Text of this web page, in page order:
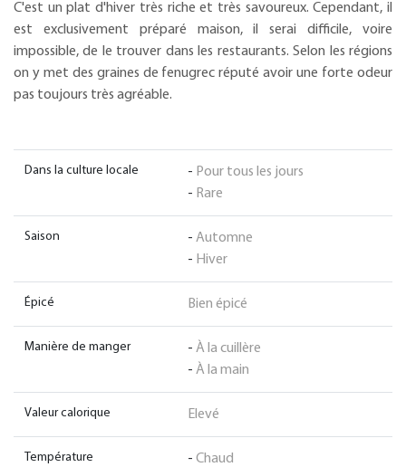
C'est un plat d'hiver très riche et très savoureux. Cependant, il
est exclusivement préparé maison, il serai difficile, voire
impossible, de le trouver dans les restaurants. Selon les régions
on y met des graines de fenugrec réputé avoir une forte odeur
pas toujours très agréable.
Dans la culture locale - Pour tous les jours
- Rare
Saison - Automne
- Hiver
Épicé Bien épicé
Manière de manger - À la cuillère
- À la main
Valeur calorique Elevé
Température - Chaud